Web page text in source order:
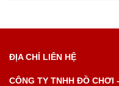
ĐỊA CHỈ LIÊN HỆ
CÔNG TY TNHH ĐỒ CHƠI